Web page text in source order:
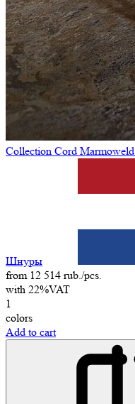
Collection Cord
Шнуры
from 12 514 rub./pcs.
with 22%VAT
1
colors
Add to cart